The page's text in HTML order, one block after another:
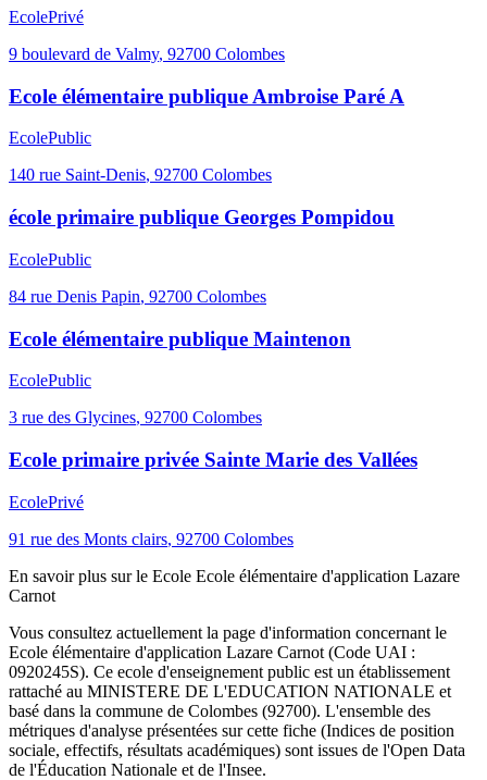
EcolePrivé
9 boulevard de Valmy, 92700 Colombes
Ecole élémentaire publique Ambroise Paré A
EcolePublic
140 rue Saint-Denis, 92700 Colombes
école primaire publique Georges Pompidou
EcolePublic
84 rue Denis Papin, 92700 Colombes
Ecole élémentaire publique Maintenon
EcolePublic
3 rue des Glycines, 92700 Colombes
Ecole primaire privée Sainte Marie des Vallées
EcolePrivé
91 rue des Monts clairs, 92700 Colombes
En savoir plus sur le Ecole Ecole élémentaire d'application Lazare
Carnot
Vous consultez actuellement la page d'information concernant le
Ecole élémentaire d'application Lazare Carnot (Code UAI :
0920245S). Ce ecole d'enseignement public est un établissement
rattaché au MINISTERE DE L'EDUCATION NATIONALE et
basé dans la commune de Colombes (92700). L'ensemble des
métriques d'analyse présentées sur cette fiche (Indices de position
sociale, effectifs, résultats académiques) sont issues de l'Open Data
de l'Éducation Nationale et de l'Insee.